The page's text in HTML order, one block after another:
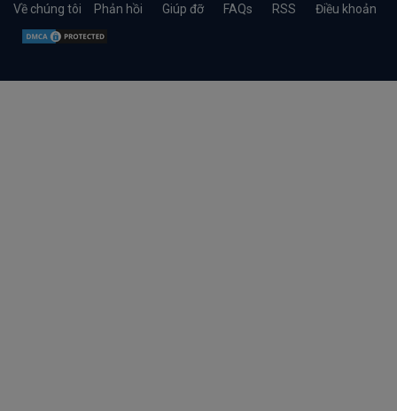
Về chúng tôi Phản hồi Giúp đỡ FAQs RSS Điều khoản